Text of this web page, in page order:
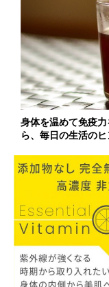
身体を温めて免疫
ら、毎日の生活の